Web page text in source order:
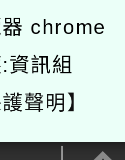
chrome
資訊組
聲明】